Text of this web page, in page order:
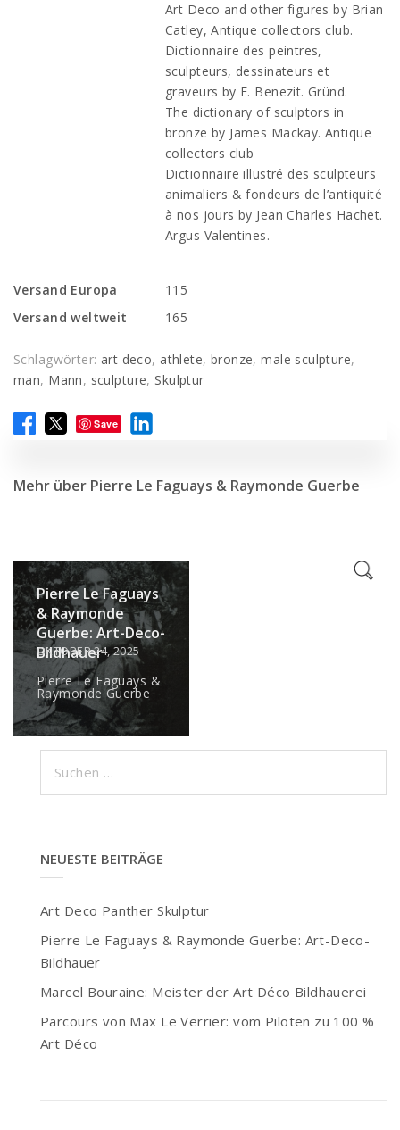
Art Deco and other figures by Brian
Catley, Antique collectors club.
Dictionnaire des peintres,
sculpteurs, dessinateurs et
graveurs by E. Benezit. Gründ.
The dictionary of sculptors in
bronze by James Mackay. Antique
collectors club
Dictionnaire illustré des sculpteurs
animaliers & fondeurs de l’antiquité
à nos jours by Jean Charles Hachet.
Argus Valentines.
Versand Europa
115
Versand weltweit
165
Schlagwörter: art deco, athlete, bronze,male sculpture,
man, Mann, sculpture, Skulptur
Save
Mehr über Pierre Le Faguays & Raymonde Guerbe
Pierre Le Faguays
& Raymonde
Guerbe: Art-Deco-
Bildhauer
OKTOBER 24, 2025
Pierre Le Faguays &
Raymonde Guerbe
nach:
NEUESTE BEITRÄGE
Art Deco Panther Skulptur
Pierre Le Faguays & Raymonde Guerbe: Art-Deco-
Bildhauer
Marcel Bouraine: Meister der Art Déco Bildhauerei
Parcours von Max Le Verrier: vom Piloten zu 100 %
Art Déco